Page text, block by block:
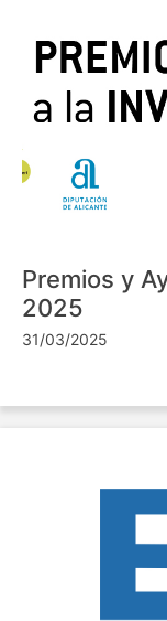
Premios y
2025
31/03/2025